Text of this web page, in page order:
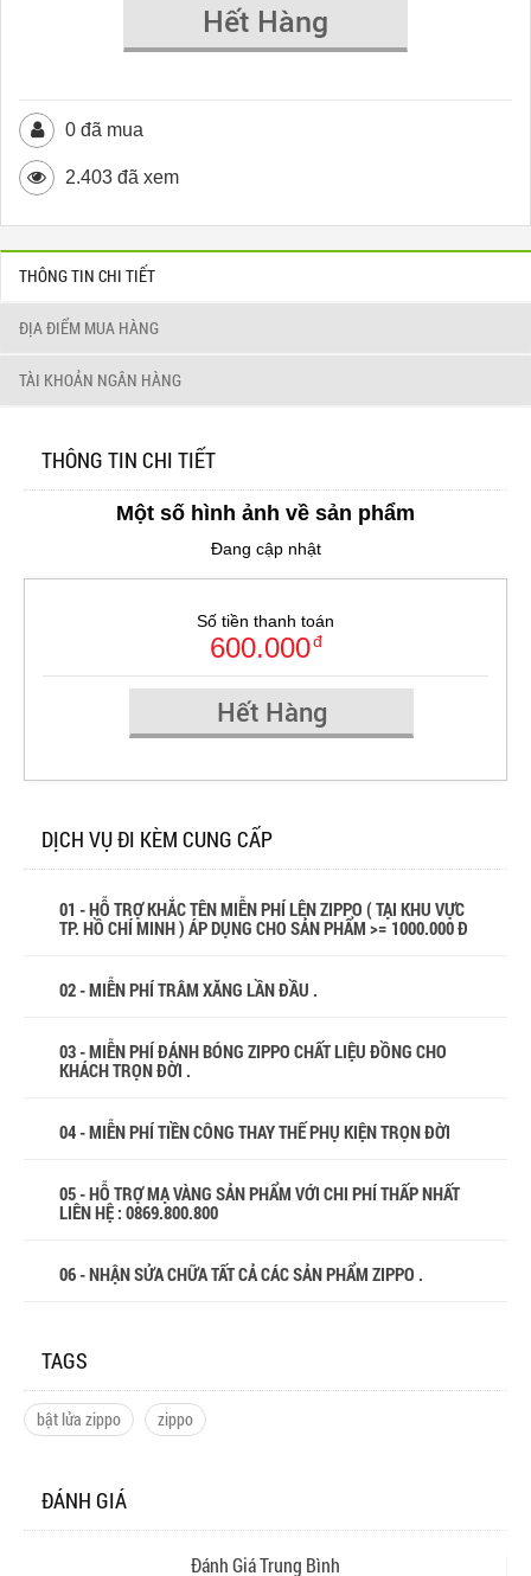
Hết Hàng
0 đã mua
2.403 đã xem
THÔNG TIN CHI TIẾT
ĐỊA ĐIỂM MUA HÀNG
TÀI KHOẢN NGÂN HÀNG
THÔNG TIN CHI TIẾT
Một số hình ảnh về sản phẩm
Đang cập nhật
Số tiền thanh toán
600.000đ
Hết Hàng
DỊCH VỤ ĐI KÈM CUNG CẤP
01 - HỖ TRỢ KHẮC TÊN MIỄN PHÍ LÊN ZIPPO ( TẠI KHU VỰC
TP. HỒ CHÍ MINH ) ÁP DỤNG CHO SẢN PHẨM >= 1000.000 Đ
02 - MIỄN PHÍ TRÂM XĂNG LẦN ĐẦU .
03 - MIỄN PHÍ ĐÁNH BÓNG ZIPPO CHẤT LIỆU ĐỒNG CHO
KHÁCH TRỌN ĐỜI .
04 - MIỄN PHÍ TIỀN CÔNG THAY THẾ PHỤ KIỆN TRỌN ĐỜI
05 - HỖ TRỢ MẠ VÀNG SẢN PHẨM VỚI CHI PHÍ THẤP NHẤT
LIÊN HỆ : 0869.800.800
06 - NHẬN SỬA CHỮA TẤT CẢ CÁC SẢN PHẨM ZIPPO .
TAGS
bật lửa zippo zippo
ĐÁNH GIÁ
Đánh Giá Trung Bình